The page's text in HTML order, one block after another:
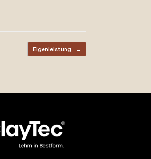
Eigenleistung →